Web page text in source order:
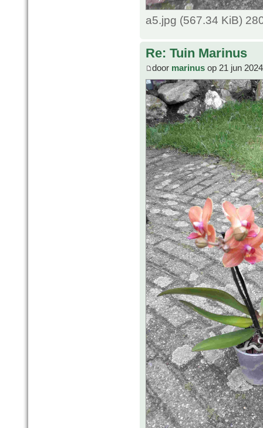
a5.jpg (567.34 KiB)
Re: Tuin Marinus
door marinus op 21 jun